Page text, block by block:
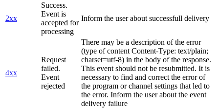
2xx
Success.
Event is
accepted for
processing
Inform the user about successfull delivery
4xx
Request
failed.
Event
rejected
There may be a description of the error
(type of content Content-Type: text/plain;
charset=utf-8) in the body of the response.
This event should not be resubmitted. It is
necessary to find and correct the error of
the program or channel settings that led to
the error. Inform the user about the event
delivery failure